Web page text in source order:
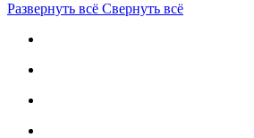
Развернуть всё Свернуть всё